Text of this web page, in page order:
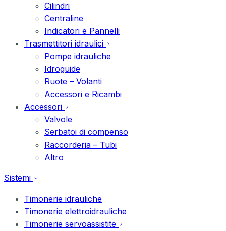
Cilindri
Centraline
Indicatori e Pannelli
Trasmettitori idraulici
Pompe idrauliche
Idroguide
Ruote – Volanti
Accessori e Ricambi
Accessori
Valvole
Serbatoi di compenso
Raccorderia – Tubi
Altro
Sistemi
Timonerie idrauliche
Timonerie elettroidrauliche
Timonerie servoassistite